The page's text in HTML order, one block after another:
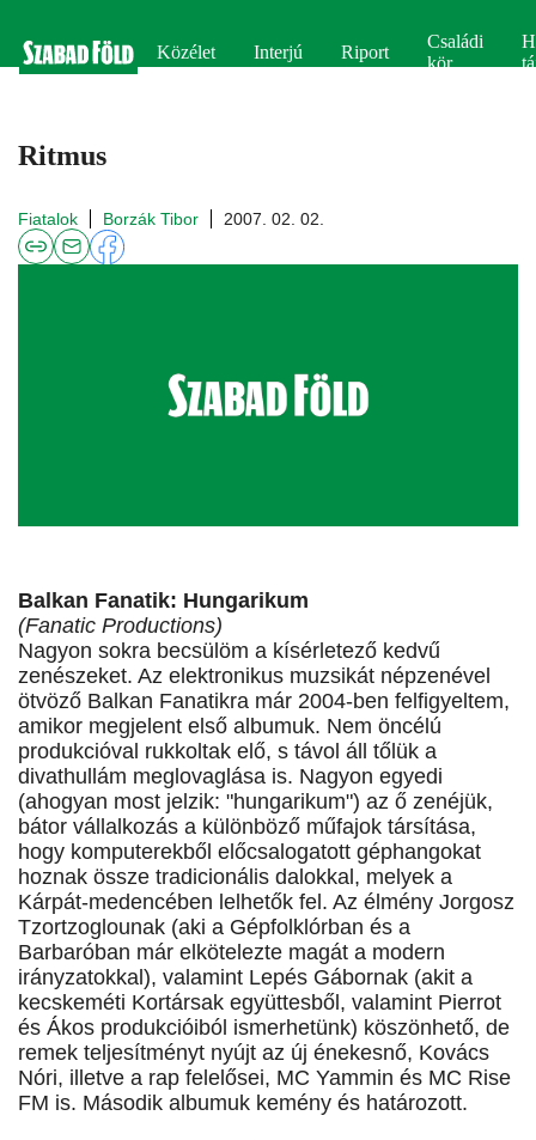
Közélet Interjú Riport
Családi
kör
Ritmus
Fiatalok Borzák Tibor 2007. 02. 02.
Balkan Fanatik: Hungarikum
(Fanatic Productions)
Nagyon sokra becsülöm a kísérletező kedvű
zenészeket. Az elektronikus muzsikát népzenével
ötvöző Balkan Fanatikra már 2004-ben felfigyeltem,
amikor megjelent első albumuk. Nem öncélú
produkcióval rukkoltak elő, s távol áll tőlük a
divathullám meglovaglása is. Nagyon egyedi
(ahogyan most jelzik: "hungarikum") az ő zenéjük,
bátor vállalkozás a különböző műfajok társítása,
hogy komputerekből előcsalogatott géphangokat
hoznak össze tradicionális dalokkal, melyek a
Kárpát-medencében lelhetők fel. Az élmény Jorgosz
Tzortzoglounak (aki a Gépfolklórban és a
Barbaróban már elkötelezte magát a modern
irányzatokkal), valamint Lepés Gábornak (akit a
kecskeméti Kortársak együttesből, valamint Pierrot
és Ákos produkcióiból ismerhetünk) köszönhető, de
remek teljesítményt nyújt az új énekesnő, Kovács
Nóri, illetve a rap felelősei, MC Yammin és MC Rise
FM is. Második albumuk kemény és határozott.